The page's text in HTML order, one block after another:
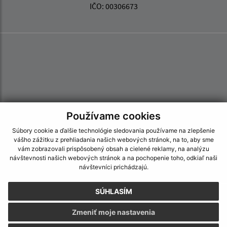
Používame cookies
Súbory cookie a ďalšie technológie sledovania používame na zlepšenie
vášho zážitku z prehliadania našich webových stránok, na to, aby sme
vám zobrazovali prispôsobený obsah a cielené reklamy, na analýzu
návštevnosti našich webových stránok a na pochopenie toho, odkiaľ naši
návštevníci prichádzajú.
SÚHLASÍM
Zmeniť moje nastavenia
IČO: 00306673
Informácie o stránke:
Vyhlásenie o prístupnosti